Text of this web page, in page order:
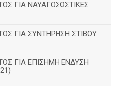
ΓΙΑ ΝΑΥΑΓΟΣΩΣΤΙΚΕΣ
ΓΙΑ ΣΥΝΤΗΡΗΣΗ ΣΤΙΒΟΥ
ΓΙΑ ΕΠΙΣΗΜΗ ΕΝΔΥΣΗ